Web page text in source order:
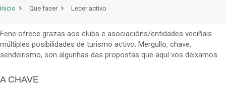
Inicio Que facer Lecer activo
Fene ofrece grazas aos clubs e asociacións/entidades veciñais
múltiples posibilidades de turismo activo. Mergullo, chave,
sendeirismo, son algunhas das propostas que aquí vos deixamos.
A CHAVE